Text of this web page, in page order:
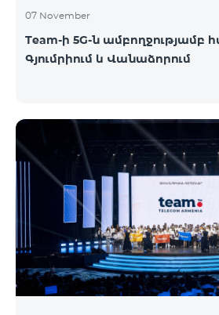
07 November
Team-ի 5G-ն ամբողջությամբ
Գյումրիում և Վանաձորում